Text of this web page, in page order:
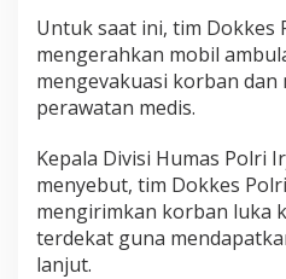
r
t
a
a
P
l
m
Untuk saat ini, tim Dokkes
mengerahkan mobil
mengevakuasi korban dan
perawatan medis.
Kepala Divisi Humas Polri
menyebut, tim Dokkes
mengirimkan korban luka
terdekat guna
lanjut.